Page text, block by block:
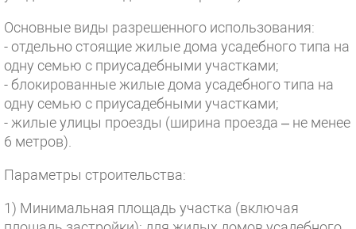
Основные виды разрешенного использования:
- отдельно стоящие жилые дома усадебного типа на
одну семью с приусадебными участками;
- блокированные жилые дома усадебного типа на
одну семью с приусадебными участками;
- жилые улицы проезды (ширина проезда – не менее
6 метров).
Параметры строительства:
1) Минимальная площадь участка (включая